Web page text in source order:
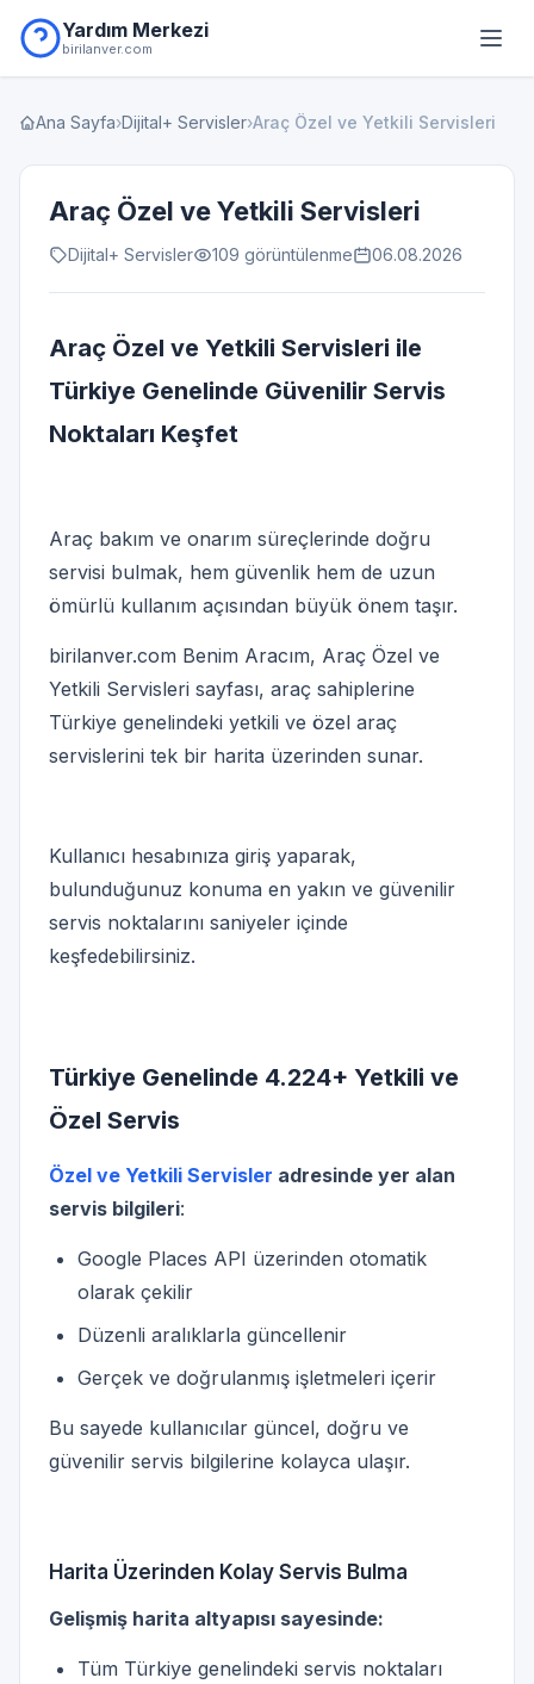
Yardım Merkezi
birilanver.com
Ana Sayfa›Dijital+ Servisler›Araç Özel ve Yetkili Servisleri
Araç Özel ve Yetkili Servisleri
Dijital+ Servisler 109 görüntülenme 06.08.2026
Araç Özel ve Yetkili Servisleri ile
Türkiye Genelinde Güvenilir Servis
Noktaları Keşfet
Araç bakım ve onarım süreçlerinde doğru
servisi bulmak, hem güvenlik hem de uzun
ömürlü kullanım açısından büyük önem taşır.
birilanver.com Benim Aracım, Araç Özel ve
Yetkili Servisleri sayfası, araç sahiplerine
Türkiye genelindeki yetkili ve özel araç
servislerini tek bir harita üzerinden sunar.
Kullanıcı hesabınıza giriş yaparak,
bulunduğunuz konuma en yakın ve güvenilir
servis noktalarını saniyeler içinde
keşfedebilirsiniz.
Türkiye Genelinde 4.224+ Yetkili ve
Özel Servis
Özel ve Yetkili Servisler adresinde yer alan
servis bilgileri:
Google Places API üzerinden otomatik
olarak çekilir
Düzenli aralıklarla güncellenir
Gerçek ve doğrulanmış işletmeleri içerir
Bu sayede kullanıcılar güncel, doğru ve
güvenilir servis bilgilerine kolayca ulaşır.
Harita Üzerinden Kolay Servis Bulma
Gelişmiş harita altyapısı sayesinde:
Tüm Türkiye genelindeki servis noktaları